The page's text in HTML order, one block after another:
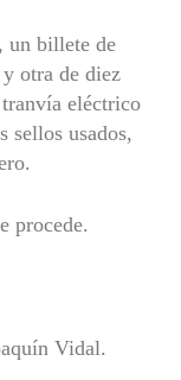
un billete de
y otra de diez
eléctrico
sellos usados,
procede.
Vidal.